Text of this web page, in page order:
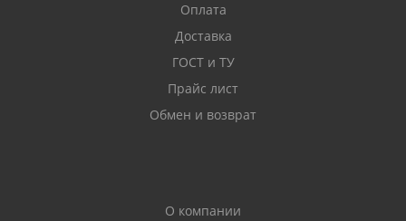
Оплата
Доставка
ГОСТ и ТУ
Прайс лист
Обмен и возврат
О компании